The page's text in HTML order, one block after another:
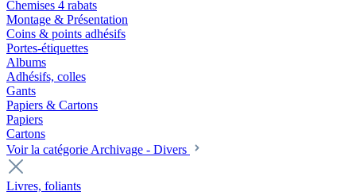
Chemises 4 rabats
Montage & Présentation
Coins & points adhésifs
Portes-étiquettes
Albums
Adhésifs, colles
Gants
Papiers & Cartons
Papiers
Cartons
Voir la catégorie Archivage - Divers
Livres, foliants